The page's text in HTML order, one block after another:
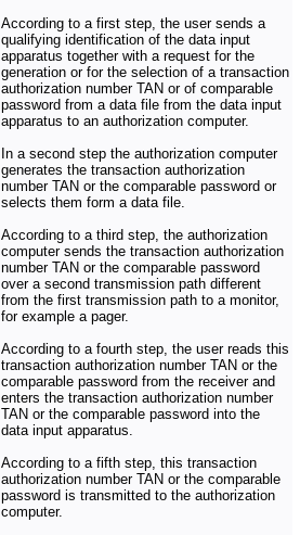
According to a first step, the user sends a
qualifying identification of the data input
apparatus together with a request for the
generation or for the selection of a transaction
authorization number TAN or of comparable
password from a data file from the data input
apparatus to an authorization computer.
In a second step the authorization computer
generates the transaction authorization
number TAN or the comparable password or
selects them form a data file.
According to a third step, the authorization
computer sends the transaction authorization
number TAN or the comparable password
over a second transmission path different
from the first transmission path to a monitor,
for example a pager.
According to a fourth step, the user reads this
transaction authorization number TAN or the
comparable password from the receiver and
enters the transaction authorization number
TAN or the comparable password into the
data input apparatus.
According to a fifth step, this transaction
authorization number TAN or the comparable
password is transmitted to the authorization
computer.